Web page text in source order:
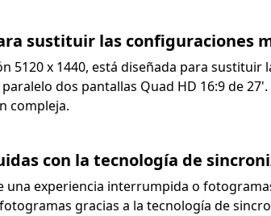
sustituir las configuraciones
5120 x 1440, está diseñada para
dos pantallas Quad HD 16:9 de
compleja.
con la tecnología de
una experiencia interrumpida o
gracias a la tecnología de